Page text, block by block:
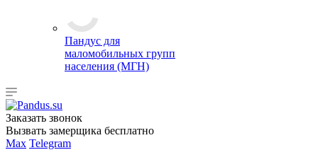
Пандус для
маломобильных групп
населения (МГН)
Заказать звонок
Вызвать замерщика бесплатно
Max Telegram